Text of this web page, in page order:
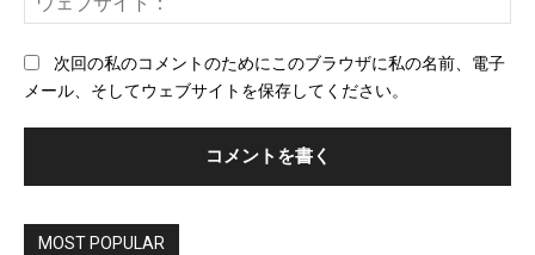
*ェ
次回の私のコメントのためにこのブラウザに私の名前、電子
メール、そしてウェブサイトを保存してください。
MOST POPULAR